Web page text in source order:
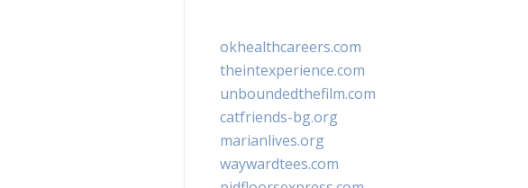
okhealthcareers.com
theintexperience.com
unboundedthefilm.com
catfriends-bg.org
marianlives.org
waywardtees.com